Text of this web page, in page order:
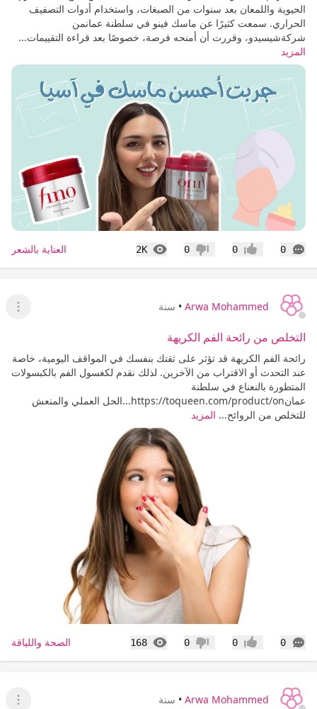
الحيوية واللمعان بعد سنوات من الصبغات، واستخدام أدوات التصفيف
الحراري. سمعت كثيرًا عن ماسك فينو في سلطنة عمانمن
شركةشيسيدو، وقررت أن أمنحه فرصة، خصوصًا بعد قراءة التقييمات...
المزيد
0
التعليقات إعجاب0 عدم إعجاب
0
2K
المشاهدات العناية بالشعر
Arwa Mohammed
• سنة
عرض
التخلص من رائحة الفم الكريهة
رائحة الفم الكريهة قد تؤثر على ثقتك بنفسك في المواقف اليومية، خاصة
عند التحدث أو الاقتراب من الآخرين. لذلك نقدم لكغسول الفم بالكبسولات
المتطورة بالنعناع في سلطنة
عمانhttps://toqueen.com/product/on...الحل العملي والمنعش
للتخلص من الروائح... المزيد
0
التعليقات إعجاب0 عدم إعجاب
0
168
المشاهدات الصحة واللياقة
Arwa Mohammed
• سنة